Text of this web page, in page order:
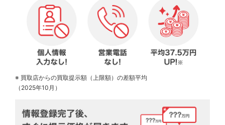
※ 買取店からの買取提示額（上限額）の差額平均
（2025年10月）